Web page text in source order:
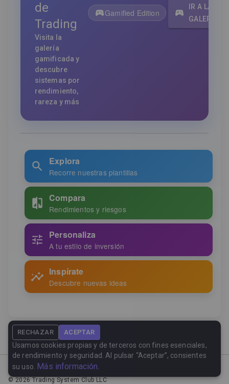
de
Trading
Visita la
galería
gamificada y
descubre
sistemas por
rendimiento,
rareza y más
Gamified Edition
IR A LA
GALERÍA
Explora
Recorre nuestras plantillas
Compara
Rendimientos y riesgos
Personaliza
A tu estilo de inversión
Inspírate
Descubre nuevas ideas
Contact Privacy PolicyFAQ
©2026Trading System Club LLC
RECHAZAR ACEPTAR
Usamos cookies propias y de terceros con fines esenciales,
de rendimiento y seguridad. Al pulsar “Aceptar”, consientes
su uso. Más información